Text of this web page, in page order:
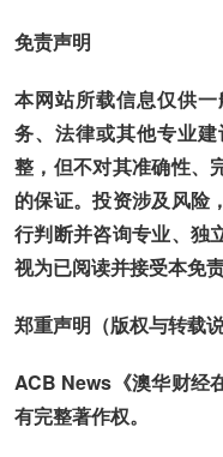
免责声明
本网站所载信息仅供
务、法律或其他专业
整，但不对其准确性、
的保证。投资涉及风险
行判断并咨询专业、独
视为已阅读并接受本免责
郑重声明（版权与转载说
ACB News《澳华财经
有完整著作权。